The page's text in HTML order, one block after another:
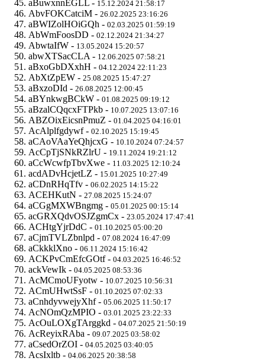
aBuwxnnEGLL - 15.12.2024 21:58:17
AbvFOKCatciM - 26.02.2025 23:16:26
aBWIZolHOiGQh - 02.03.2025 01:59:19
AbWmFoosDD - 02.12.2024 21:34:27
AbwtaIfW - 13.05.2024 15:20:57
abwXTSacCLA - 12.06.2025 07:58:21
aBxoGbDXxhH - 04.12.2024 22:11:23
AbXtZpEW - 25.08.2025 15:47:27
aBxzoDId - 26.08.2025 12:00:45
aBYnkwgBCkW - 01.08.2025 09:19:12
aBzalCQqcxFTPkb - 10.07.2025 13:07:16
ABZOixEicsnPmuZ - 01.04.2025 04:16:01
AcAlplfgdywf - 02.10.2025 15:19:45
aCAoVAaYeQhjcxG - 10.10.2024 07:24:57
AcCpTjSNkRZlrU - 19.11.2024 19:21:12
aCcWcwfpTbvXwe - 11.03.2025 12:10:24
acdADvHcjetLZ - 15.01.2025 10:27:49
aCDnRHqTfv - 06.02.2025 14:15:22
ACEHKutN - 27.08.2025 15:24:07
aCGgMXWBngmg - 05.01.2025 00:15:14
acGRXQdvOSJZgmCx - 23.05.2024 17:47:41
ACHtgYjrDdC - 01.10.2025 05:00:20
aCjmTVLZbnlpd - 07.08.2024 16:47:09
aCkkklXno - 06.11.2024 15:16:42
ACKPvCmEfcGOtf - 04.03.2025 16:46:52
ackVewIk - 04.05.2025 08:53:36
AcMCmoUFyotw - 10.07.2025 10:56:31
ACmUHwtSsF - 01.10.2025 07:02:33
aCnhdyvwejyXhf - 05.06.2025 11:50:17
AcNOmQzMPIO - 03.01.2025 23:22:33
AcOuLOXgTArggkd - 04.07.2025 21:50:19
AcReyixRAba - 09.07.2025 03:58:02
aCsedOrZOI - 04.05.2025 03:40:05
AcsIxltb - 04.06.2025 20:38:58